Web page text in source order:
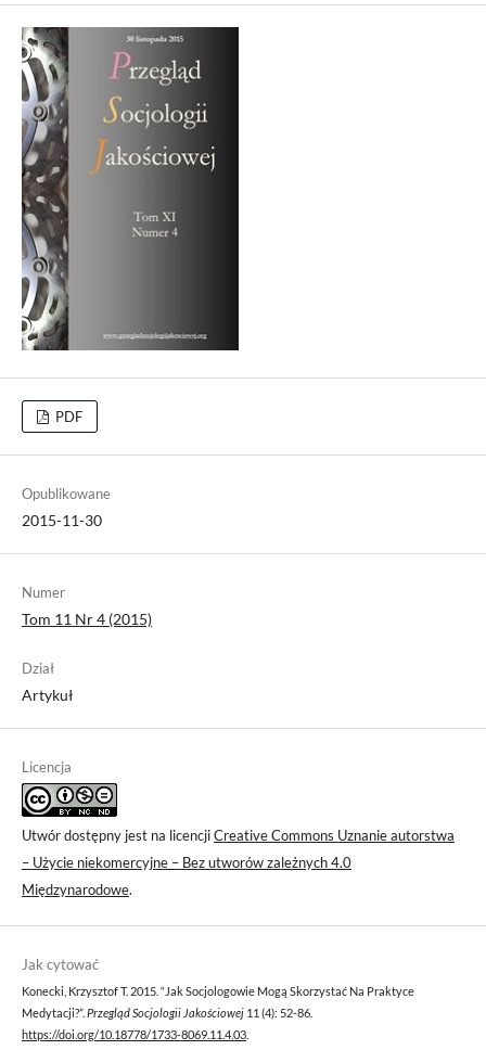
PDF
Opublikowane
2015-11-30
Numer
Tom 11 Nr 4 (2015)
Dział
Artykuł
Licencja
Utwór dostępny jest na licencjiCreative Commons Uznanie autorstwa
– Użycie niekomercyjne – Bez utworów zależnych 4.0
Międzynarodowe.
Jak cytować
Konecki, Krzysztof T. 2015. “Jak Socjologowie Mogą Skorzystać Na Praktyce
Medytacji?”. Przegląd Socjologii Jakościowej 11 (4): 52-86.
https://doi.org/10.18778/1733-8069.11.4.03